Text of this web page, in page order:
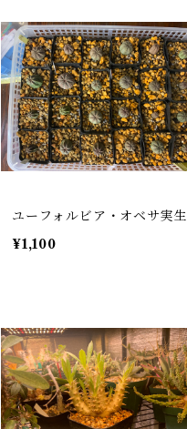
ユーフォルビア・オベサ実生
¥1,100